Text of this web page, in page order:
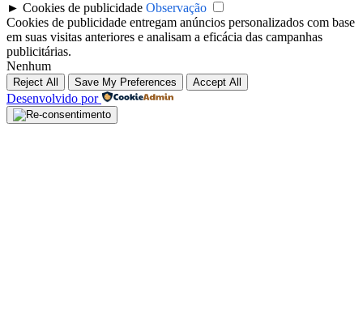
► Cookies de publicidade Observação
Cookies de publicidade entregam anúncios personalizados com base
em suas visitas anteriores e analisam a eficácia das campanhas
publicitárias.
Nenhum
Reject All Save My Preferences Accept All
Desenvolvido por